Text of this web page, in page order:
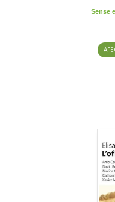
Sense